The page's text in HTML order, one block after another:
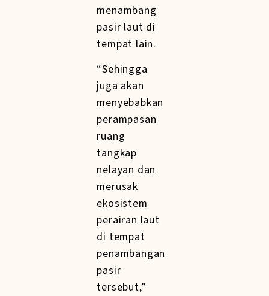
menambang
pasir laut di
tempat lain.
“Sehingga
juga akan
menyebabkan
perampasan
ruang
tangkap
nelayan dan
merusak
ekosistem
perairan laut
di tempat
penambangan
pasir
tersebut,”